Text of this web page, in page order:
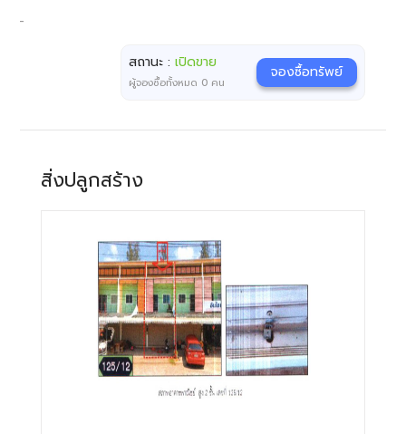
-
สถานะ :เปิดขาย
ผู้จองซื้อทั้งหมด 0 คน
จองซื้อทรัพย์
สิ่งปลูกสร้าง